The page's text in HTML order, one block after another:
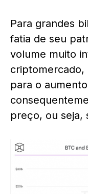
Para grandes
fatia de seu
volume muito
para o
preço, ou seja,